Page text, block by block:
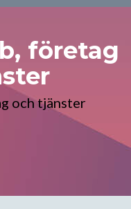
företag
och tjänster